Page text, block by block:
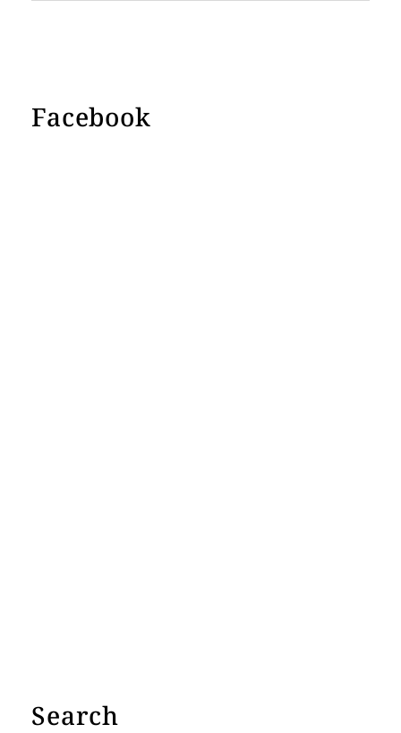
Facebook
Search